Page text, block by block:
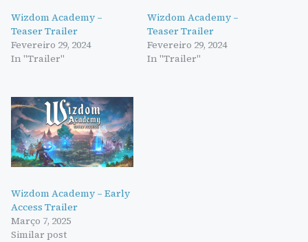
Wizdom Academy –
Teaser Trailer
Fevereiro 29, 2024
In "Trailer"
Wizdom Academy –
Teaser Trailer
Fevereiro 29, 2024
In "Trailer"
Wizdom Academy – Early
Access Trailer
Março 7, 2025
Similar post